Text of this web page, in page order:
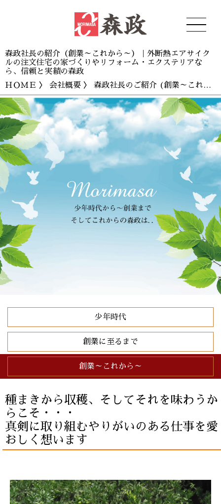
森政社長の紹介（創業～これから～）｜外断熱エアサイク
ルの注文住宅の家づくりやリフォーム・エクステリアな
ら、信頼と実績の森政
ＨＯＭＥ 〉 会社概要 〉 森政社長のご紹介 (創業～これから～)
少年時代
創業に至るまで
創業～これから～
種まきから収穫、そしてそれを味わうか
らこそ・・・
真剣に取り組むやりがいのある仕事を愛
おしく想います